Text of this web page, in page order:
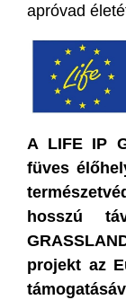
apróvad
A LIFE IP
füves
hosszú
projekt az